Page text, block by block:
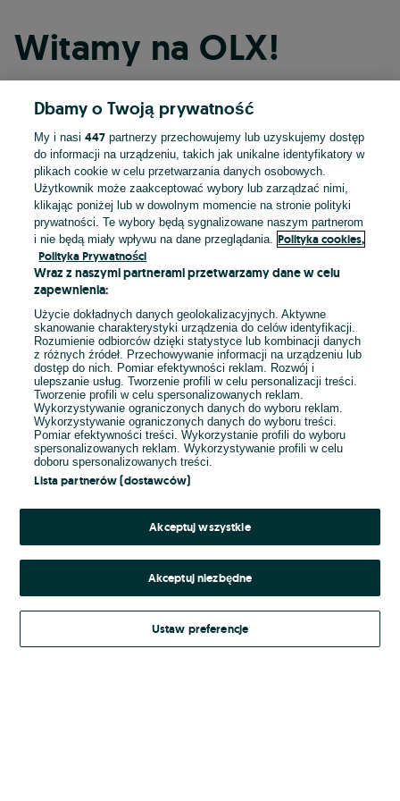
Witamy na OLX!
Kontynuuj przez Facebooka
Kontynuuj przez konto Apple
Kontynuuj przez konto Google
LUB
E-mail
Hasło
Kontynuując za pośrednictwem jednego z dostawców wskazanych powyżej,
Regulamin serwisu OLX.pl w jego aktualnym brzmieniu.
Dbamy o Twoją prywatność
My i nasi447 partnerzy przechowujemy lub uzyskujemy dostęp
do informacji na urządzeniu, takich jak unikalne identyfikatory w
plikach cookie w celu przetwarzania danych osobowych.
Użytkownik może zaakceptować wybory lub zarządzać nimi,
klikając poniżej lub w dowolnym momencie na stronie polityki
prywatności. Te wybory będą sygnalizowane naszym partnerom
i nie będą miały wpływu na dane przeglądania.
Polityka cookies,
Polityka Prywatności
Wraz z naszymi partnerami przetwarzamy dane w celu
zapewnienia:
Użycie dokładnych danych geolokalizacyjnych. Aktywne
skanowanie charakterystyki urządzenia do celów identyfikacji.
Rozumienie odbiorców dzięki statystyce lub kombinacji danych
z różnych źródeł. Przechowywanie informacji na urządzeniu lub
dostęp do nich. Pomiar efektywności reklam. Rozwój i
ulepszanie usług. Tworzenie profili w celu personalizacji treści.
Tworzenie profili w celu spersonalizowanych reklam.
Wykorzystywanie ograniczonych danych do wyboru reklam.
Wykorzystywanie ograniczonych danych do wyboru treści.
Pomiar efektywności treści. Wykorzystanie profili do wyboru
spersonalizowanych reklam. Wykorzystywanie profili w celu
doboru spersonalizowanych treści.
Lista partnerów (dostawców)
Akceptuj wszystkie
Akceptuj niezbędne
Ustaw preferencje